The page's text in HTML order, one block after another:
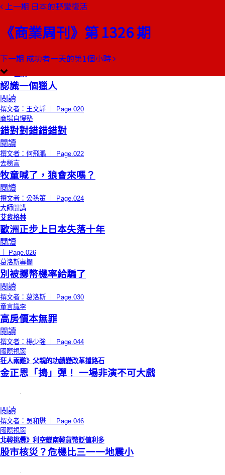
上一期 日本的野蠻復活
《商業周刊》第 1326 期
下一期 成功者一天的第1個小時
本期目錄
限時免費總編輯的話
誰飛得最高，老鷹或鷦鷯？
閱讀
撰文者：郭奕伶 ｜ Page.018
CEO上線
認識一個獵人
閱讀
撰文者：王文靜 ｜ Page.020
商場自慢塾
錯對對錯錯錯對
閱讀
撰文者：何飛鵬 ｜ Page.022
去梯言
牧童喊了，狼會來嗎？
閱讀
撰文者：公孫策 ｜ Page.024
大師開講
艾肯格林
歐洲正步上日本失落十年
閱讀
｜ Page.026
葛洛斯專欄
別被擲幣機率給騙了
閱讀
撰文者：葛洛斯 ｜ Page.030
童言識李
高房價本無罪
閱讀
撰文者：楊少強 ｜ Page.044
國際視窗
狂人兩難》父親的功績變改革擋路石
金正恩「搗」彈！ 一場非演不可大戲
閱讀
撰文者：吳和懋 ｜ Page.046
國際視窗
北韓挑釁》利空變南韓貨幣貶值利多
股市核災？危機比三一一地震小